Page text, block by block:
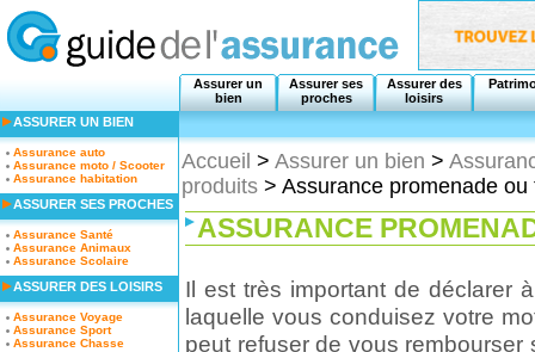
Assurer un
bien
Assurer ses
proches
Assurer des
loisirs
Accueil > Assurer un bien >
produits > Assurance promenade ou
ASSURANCE
Il est très important de déclarer
laquelle vous conduisez votre
peut refuser de vous
ASSURER UN BIEN
Assurance auto
Assurance moto / Scooter
Assurance habitation
ASSURER SES PROCHES
Assurance Santé
Assurance Animaux
Assurance Scolaire
ASSURER DES LOISIRS
Assurance Voyage
Assurance Sport
Assurance Chasse